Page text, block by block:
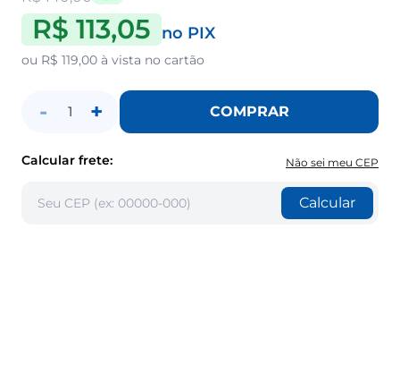
R$ 113,05 no PIX
ou R$ 119,00 à vista no cartão
- 1 + COMPRAR
Calcular frete: Não sei meu CEP
Calcular